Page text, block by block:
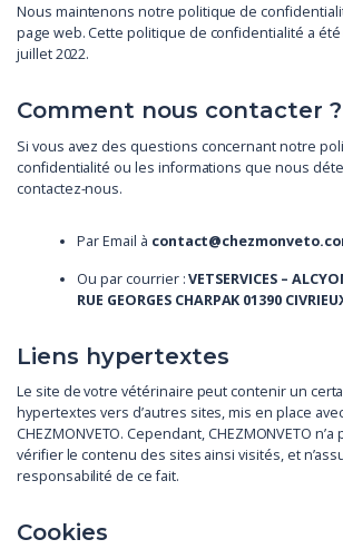
Nous maintenons notre politique de
page web. Cette politique de confidentialité a été
juillet 2022.
Comment nous contacter ?
Si vous avez des questions concernant notre
confidentialité ou les informations que nous
contactez-nous.
Par Email à
Ou par courrier :VETSERVICES –
RUE GEORGES CHARPAK 01390
Liens hypertextes
Le site de votre vétérinaire peut contenir un
hypertextes vers d’autres sites, mis en place
CHEZMONVETO. Cependant, CHEZMONVETO
vérifier le contenu des sites ainsi visités, et
responsabilité de ce fait.
Cookies